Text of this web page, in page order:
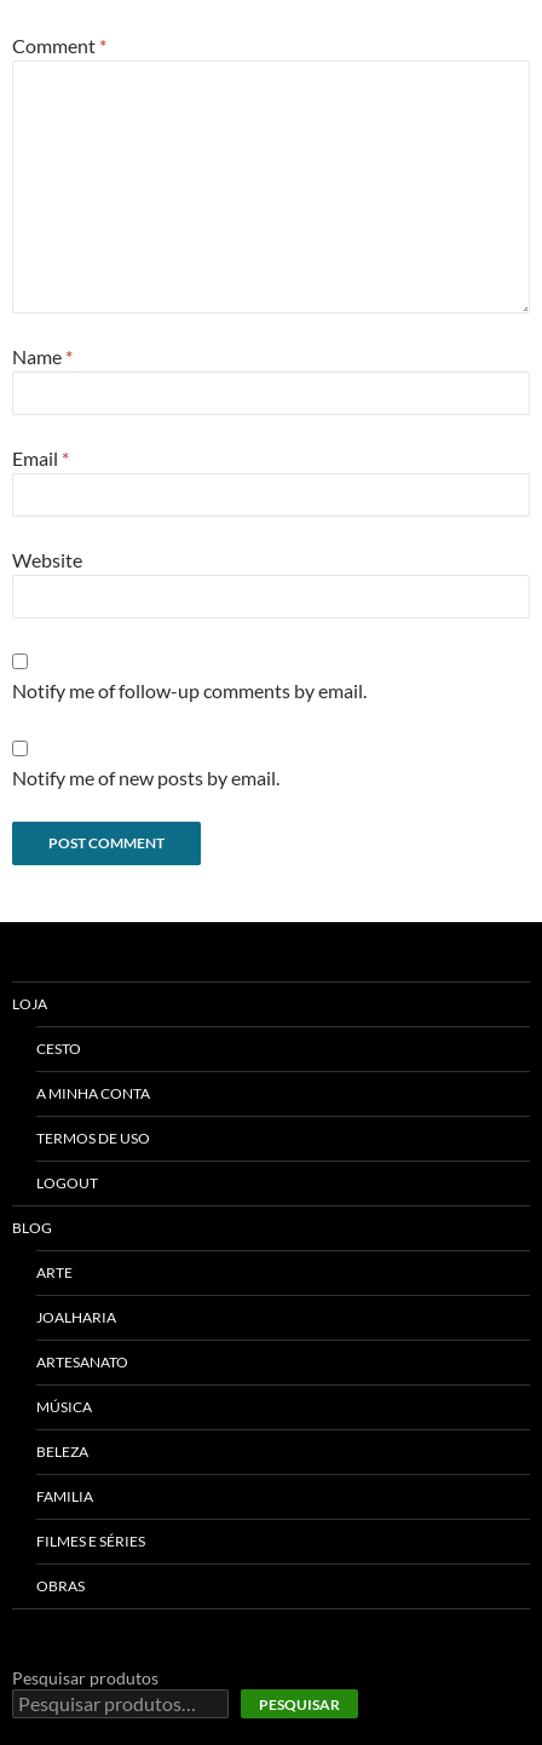
Comment *
Name *
Email *
Website
Notify me of follow-up comments by email.
Notify me of new posts by email.
LOJA
CESTO
A MINHA CONTA
TERMOS DE USO
LOGOUT
BLOG
ARTE
JOALHARIA
ARTESANATO
MÚSICA
BELEZA
FAMILIA
FILMES E SÉRIES
OBRAS
Pesquisar produtos
PESQUISAR